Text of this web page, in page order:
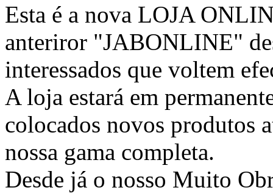
Esta é a nova LOJA
anteriror "JABONLINE"
interessados que voltem
A loja estará em
colocados novos produtos
nossa gama completa.
Desde já o nosso Muito